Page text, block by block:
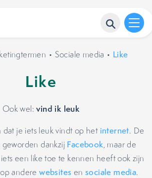
• Sociale media • Like
Like
Ook wel:vind ik leuk
dat je iets leuk vindt op het internet. De
dankzij Facebook, maar de
een like toe te kennen heeft ook zijn
anderewebsites ensociale media.